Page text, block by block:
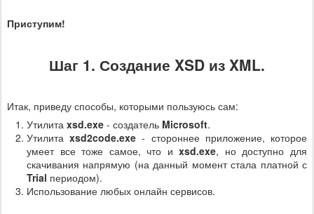
Приступим!
Шаг 1. Создание XSD из XML.
Итак, приведу способы, которыми пользуюсь сам:
Утилита xsd.exe - создатель Microsoft.
Утилитаxsd2code.exe - стороннее приложение, которое
умеет все тоже самое, что иxsd.exe, но доступно для
скачивания напрямую (на данный момент стала платной с
Trial периодом).
Использование любых онлайн сервисов.